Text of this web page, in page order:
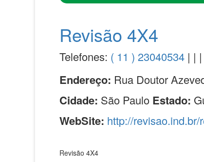
Revisão 4X4
Telefones: ( 11 ) 23040534 | | |
Endereço: Rua Doutor
Cidade: São Paulo Estado:
WebSite: http://revisao.ind.br/
Revisão 4X4